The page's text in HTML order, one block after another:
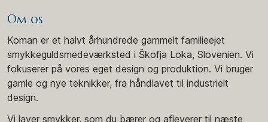
Om os
Koman er et halvt århundrede gammelt familieejet
smykkeguldsmedeværksted i Škofja Loka, Slovenien. Vi
fokuserer på vores eget design og produktion. Vi bruger
gamle og nye teknikker, fra håndlavet til industrielt
design.
Vi laver smykker, som du bærer og afleverer til næste